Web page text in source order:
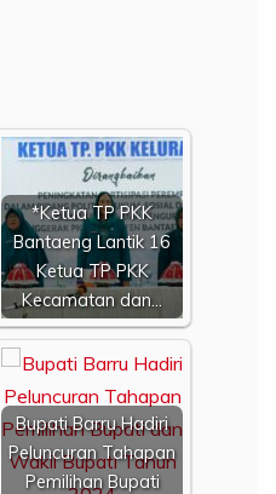
*Ketua TP PKK
Bantaeng Lantik 16
Ketua TP PKK
Kecamatan dan…
Bupati Barru Hadiri
Peluncuran Tahapan
Pemilihan Bupati